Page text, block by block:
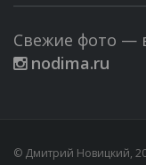
Свежие фото —
nodima.ru
© Дмитрий Новицкий,